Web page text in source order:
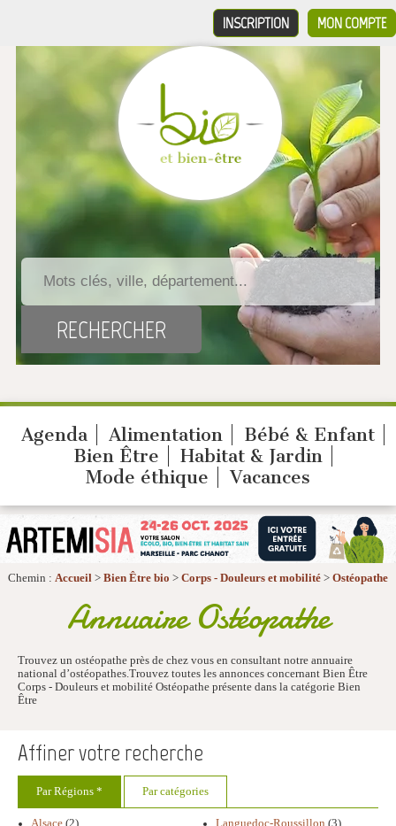
MON COMPTE
INSCRIPTION
Agenda Alimentation
Bébé & Enfant
Bien Être
Habitat & Jardin
Mode éthique
Vacances
Chemin : Accueil > Bien Être bio > Corps - Douleurs et mobilité > Ostéopathe
Annuaire Ostéopathe
Trouvez un ostéopathe près de chez vous en consultant notre annuaire
national d’ostéopathes.Trouvez toutes les annonces concernant Bien Être
Corps - Douleurs et mobilité Ostéopathe présente dans la catégorie Bien
Être
Affiner votre recherche
Par Régions * Par catégories